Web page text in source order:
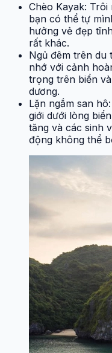
Chèo Kayak:
bạn có thể tự
hưởng vẻ đẹp
rất khác.
Ngủ đêm trên du
nhớ với cảnh
trọng trên biển
dương.
Lặn ngắm san
giới dưới lòng
tăng và các sinh
động không thể